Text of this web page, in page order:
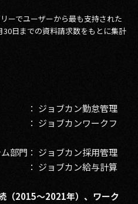
ーでユーザーから最も支持された
日までの資料請求数をもとに集計
： ジョブカン勤怠管理
ジョブカンワークフ
部門： ジョブカン採用管理
： ジョブカン給与計算
（2015～2021年）、ワーク